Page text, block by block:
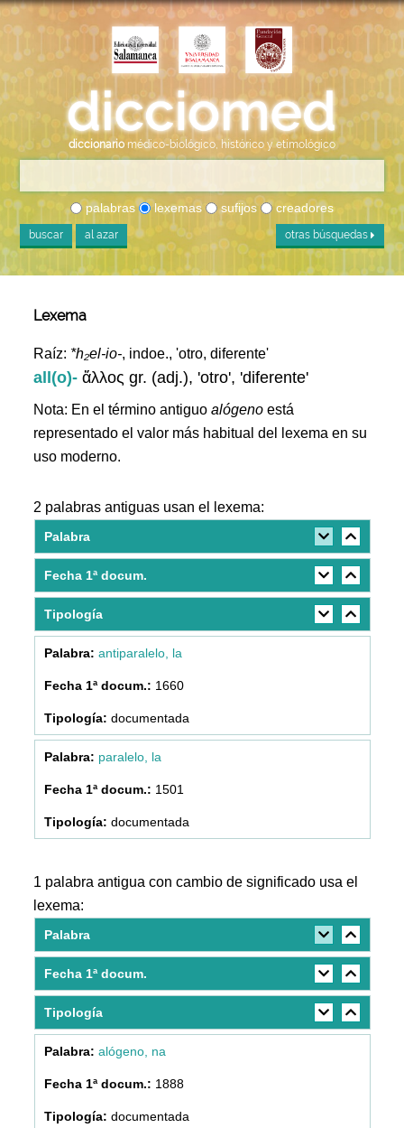
diccionario médico-biológico, histórico y etimológico
palabras lexemas sufijos creadores
buscar al azar otras búsquedas
Lexema
Raíz: *h₂el-io-, indoe., 'otro, diferente'
all(o)-ἄλλος gr. (adj.), 'otro', 'diferente'
Nota: En el término antiguoalógeno está
representado el valor más habitual del lexema en su
uso moderno.
2 palabras antiguas usan el lexema:
Palabra
Fecha 1ª docum.
Tipología
antiparalelo, la
1660
documentada
paralelo, la
1501
documentada
1 palabra antigua con cambio de significado usa el
lexema:
Palabra
Fecha 1ª docum.
Tipología
alógeno, na
1888
documentada